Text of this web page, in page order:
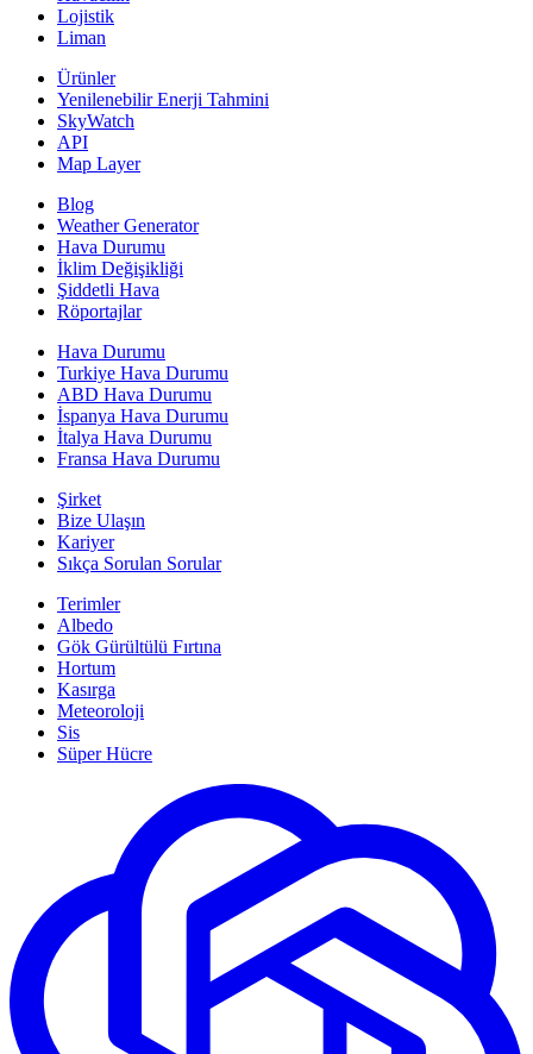
Lojistik
Liman
Ürünler
Yenilenebilir Enerji Tahmini
SkyWatch
API
Map Layer
Blog
Weather Generator
Hava Durumu
İklim Değişikliği
Şiddetli Hava
Röportajlar
Hava Durumu
Turkiye Hava Durumu
ABD Hava Durumu
İspanya Hava Durumu
İtalya Hava Durumu
Fransa Hava Durumu
Şirket
Bize Ulaşın
Kariyer
Sıkça Sorulan Sorular
Terimler
Albedo
Gök Gürültülü Fırtına
Hortum
Kasırga
Meteoroloji
Sis
Süper Hücre